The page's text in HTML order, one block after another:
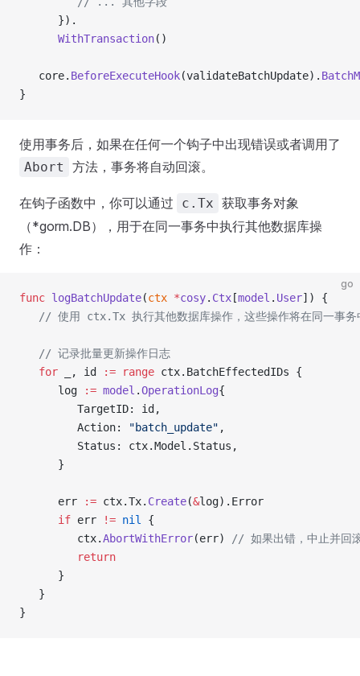
      }).
      WithTransaction
()
   core.
BeforeExecuteHook(validateBatchUpdate).
}
使用事务后，如果在任何一个钩子中出现错误或者调用了
Abort 方法，事务将自动回滚。
在钩子函数中，你可以通过 c.Tx 获取事务对象
（*gorm.DB），用于在同一事务中执行其他数据库操
作：
go
func logBatchUpdate(ctx *cosy. Ctx [model . User]) {
// 使用 ctx.Tx 执行其他数据库操作，这些操作将在同一事务
   // 记录批量更新操作日志
   for
_, id := range ctx.BatchEffectedIDs {
      log
:= model .OperationLog{
         TargetID: id,
         Action:
"batch_update" ,
         Status: ctx.Model.Status,
      }
      err
:= ctx.Tx. Create(&log).Error
      if
err != nil
{
         ctx.
AbortWithError(err)
// 如果出错，中止并回
         return
      }
   }
}